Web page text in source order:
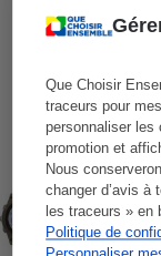
Que Choisir
traceurs pour
personnaliser les
promotion et
Nous
changer d’avis à
les traceurs » en
Politique de